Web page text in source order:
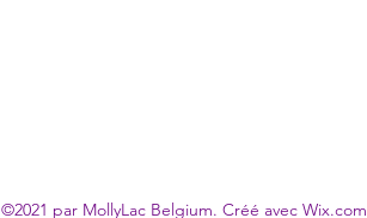
©2021 par MollyLac Belgium. Créé avec Wix.com